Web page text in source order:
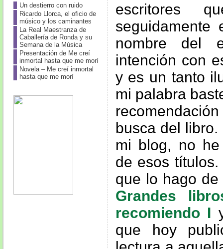
Un destierro con ruido
Ricardo Llorca, el oficio de
músico y los caminantes
La Real Maestranza de
Caballería de Ronda y su
Semana de la Música
Presentación de Me creí
inmortal hasta que me morí
Novela – Me creí inmortal
hasta que me morí
escritores
nombre del
intención con
y es un tanto
mi palabra
busca del
mi blog, no
de esos
que lo hago
Grandes
recomiendo I
que hoy